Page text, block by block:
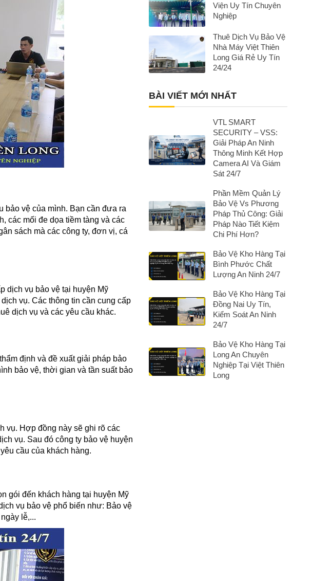
bảo vệ của mình. Bạn cần đưa ra
các mối đe dọa tiềm tàng và các
sách mà các công ty, đơn vị, cá
dịch vụ bảo vệ tại huyện Mỹ
vụ. Các thông tin cần cung cấp
dịch vụ và các yêu cầu khác.
định và đề xuất giải pháp bảo
bảo vệ, thời gian và tần suất bảo
vụ. Hợp đồng này sẽ ghi rõ các
vụ. Sau đó công ty bảo vệ huyện
cầu của khách hàng.
gói đến khách hàng tại huyện Mỹ
vụ bảo vệ phổ biến như: Bảo vệ
lễ,...
Viện Uy Tín Chuyên
Nghiệp
Thuê Dịch Vụ Bảo Vệ
Nhà Máy Việt Thiên
Long Giá Rẻ Uy Tín
24/24
BÀI VIẾT MỚI NHẤT
VTL SMART
SECURITY – VSS:
Giải Pháp An Ninh
Thông Minh Kết Hợp
Camera AI Và Giám
Sát 24/7
Phần Mềm Quản Lý
Bảo Vệ Vs Phương
Pháp Thủ Công: Giải
Pháp Nào Tiết Kiệm
Chi Phí Hơn?
Bảo Vệ Kho Hàng Tại
Bình Phước Chất
Lượng An Ninh 24/7
Bảo Vệ Kho Hàng Tại
Đồng Nai Uy Tín,
Kiểm Soát An Ninh
24/7
Bảo Vệ Kho Hàng Tại
Long An Chuyên
Nghiệp Tại Việt Thiên
Long